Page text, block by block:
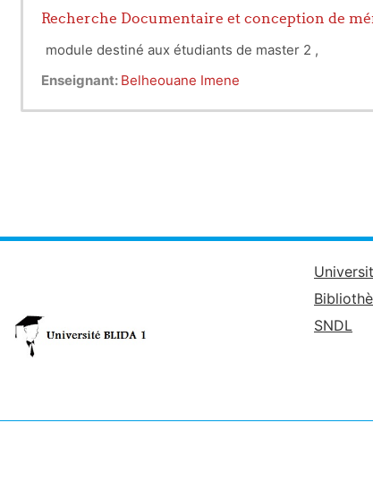
Recherche Documentaire et conception de
module destiné aux étudiants de master 2 ,
Enseignant: Belheouane Imene
SNDL